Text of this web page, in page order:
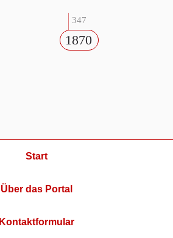
347
1870
Start
Über das Portal
Kontaktformular